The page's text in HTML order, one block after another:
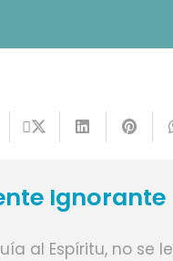
Ignorante
al Espíritu, no se le